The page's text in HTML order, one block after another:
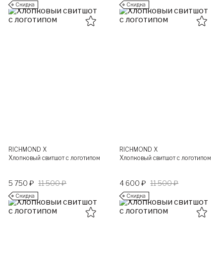
Скидка Скидка
RICHMOND X
Хлопковый свитшот с логотипом
5 750 ₽ 11 500 ₽
Скидка
RICHMOND X
Хлопковый свитшот с логотипом
4 600 ₽ 11 500 ₽
Скидка